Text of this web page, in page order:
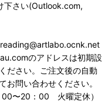
下さい(Outlook.com,
のアドレスは初期設
ださい。ご注文後の自動
お問い合わせください。
〜20：00 火曜定休）